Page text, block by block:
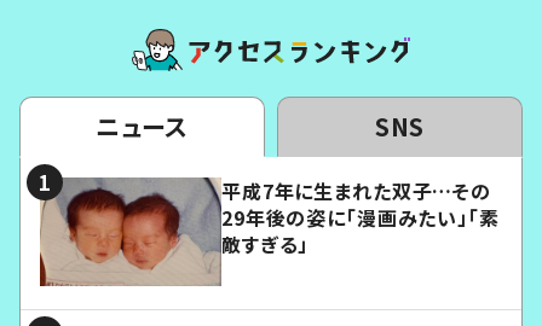
ニュース SNS
平成7年に生まれた双子…その
29年後の姿に「漫画みたい」「素
敵すぎる」